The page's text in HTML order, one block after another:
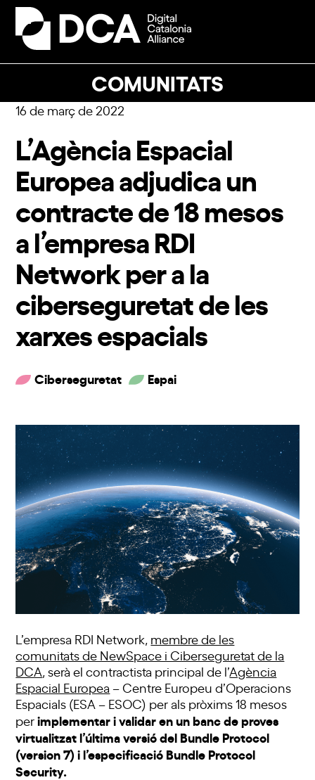
Skip
content
COMUNITATS
Open
mobile
Close
mobile
16 de març de 2022
L’Agència Espacial
Europea adjudica un
contracte de 18 mesos
a l’empresa RDI
Network per a la
ciberseguretat de les
xarxes espacials
Ciberseguretat Espai
L’empresa RDI Network, membre de les
comunitats de NewSpace i Ciberseguretat de la
DCA , serà el contractista principal de l’Agència
Espacial Europea – Centre Europeu d’Operacions
Espacials (ESA – ESOC) per als pròxims 18 mesos
perimplementar i validar en un banc de proves
virtualitzat l’última versió del Bundle Protocol
(version 7) i l’especificació Bundle Protocol
Security.